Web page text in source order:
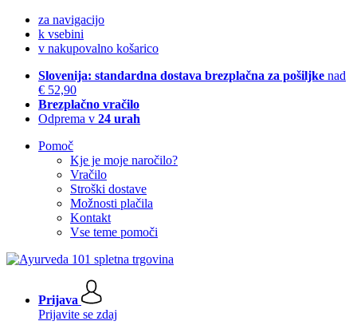
za navigacijo
k vsebini
v nakupovalno košarico
Slovenija: standardna dostava brezplačna za pošiljke nad
€ 52,90
Brezplačno vračilo
Odprema v 24 urah
Pomoč
Kje je moje naročilo?
Vračilo
Stroški dostave
Možnosti plačila
Kontakt
Vse teme pomoči
Prijava
Prijavite se zdaj